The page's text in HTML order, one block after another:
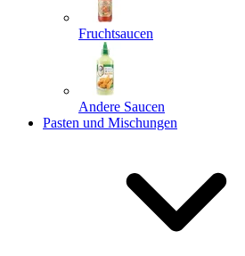
Fruchtsaucen
Andere Saucen
Pasten und Mischungen